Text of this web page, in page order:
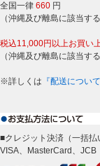
全国一律 660 円
（沖縄及び離島に該当す
税込11,000円以上お買い
（沖縄及び離島に該当す
※詳しくは 『配送について
■クレジット決済（一括払
VISA、MasterCard、JCB